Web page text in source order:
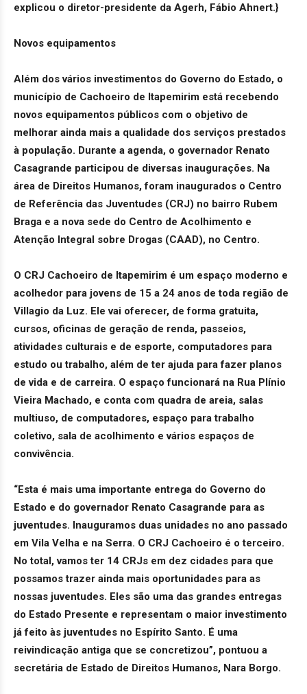
explicou o diretor-presidente da Agerh, Fábio Ahnert.}
Novos equipamentos
Além dos vários investimentos do Governo do Estado, o
município de Cachoeiro de Itapemirim está recebendo
novos equipamentos públicos com o objetivo de
melhorar ainda mais a qualidade dos serviços prestados
à população. Durante a agenda, o governador Renato
Casagrande participou de diversas inaugurações. Na
área de Direitos Humanos, foram inaugurados o Centro
de Referência das Juventudes (CRJ) no bairro Rubem
Braga e a nova sede do Centro de Acolhimento e
Atenção Integral sobre Drogas (CAAD), no Centro.
O CRJ Cachoeiro de Itapemirim é um espaço moderno e
acolhedor para jovens de 15 a 24 anos de toda região de
Villagio da Luz. Ele vai oferecer, de forma gratuita,
cursos, oficinas de geração de renda, passeios,
atividades culturais e de esporte, computadores para
estudo ou trabalho, além de ter ajuda para fazer planos
de vida e de carreira. O espaço funcionará na Rua Plínio
Vieira Machado, e conta com quadra de areia, salas
multiuso, de computadores, espaço para trabalho
coletivo, sala de acolhimento e vários espaços de
convivência.
“Esta é mais uma importante entrega do Governo do
Estado e do governador Renato Casagrande para as
juventudes. Inauguramos duas unidades no ano passado
em Vila Velha e na Serra. O CRJ Cachoeiro é o terceiro.
No total, vamos ter 14 CRJs em dez cidades para que
possamos trazer ainda mais oportunidades para as
nossas juventudes. Eles são uma das grandes entregas
do Estado Presente e representam o maior investimento
já feito às juventudes no Espírito Santo. É uma
reivindicação antiga que se concretizou”, pontuou a
secretária de Estado de Direitos Humanos, Nara Borgo.